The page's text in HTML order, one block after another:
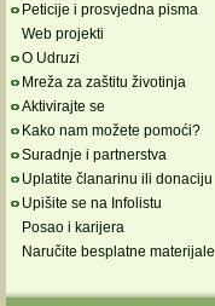
Peticije i prosvjedna pisma
Web projekti
O Udruzi
Mreža za zaštitu životinja
Aktivirajte se
Kako nam možete pomoći?
Suradnje i partnerstva
Uplatite članarinu ili donaciju
Upišite se na Infolistu
Posao i karijera
Naručite besplatne materijale